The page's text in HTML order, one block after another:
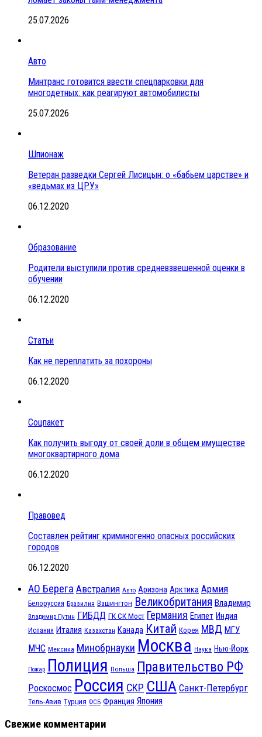
25.07.2026
Авто
Минтранс готовится ввести спецпарковки для
многодетных: как реагируют автомобилисты
25.07.2026
Шпионаж
Ветеран разведки Сергей Лисицын: о «бабьем царстве» и
«ведьмах из ЦРУ»
06.12.2020
Образование
Родители выступили против средневзвешенной оценки в
обучении
06.12.2020
Статьи
Как не переплатить за похороны
06.12.2020
Соцпакет
Как получить выгоду от своей доли в общем имуществе
многоквартирного дома
06.12.2020
Правовед
Составлен рейтинг криминогенно опасных российских
городов
06.12.2020
АО Берега Австралия Авто Аризона Арктика Армия
Белоруссия Бразилия Вашингтон Великобритания Владимир
Владимир Путин ГИБДД ГК СК Мост Германия Египет Индия
Испания Италия Казахстан Канада Китай Корея МВД МГУ
МЧС Мексика Минобрнауки Москва Наука Нью-Йорк
Пожар Полиция Польша Правительство РФ
Роскосмос Россия СКР США Санкт-Петербург
Тель-Авив Турция ФСБ Франция Япония
Свежие комментарии